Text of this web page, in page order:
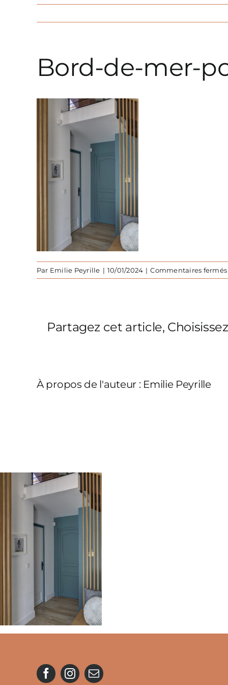
Bord-de-mer-
Par Emilie Peyrille | 10/01/2024 | Commentaires fermés
Partagez cet article,
À propos de l'auteur : Emilie Peyrille